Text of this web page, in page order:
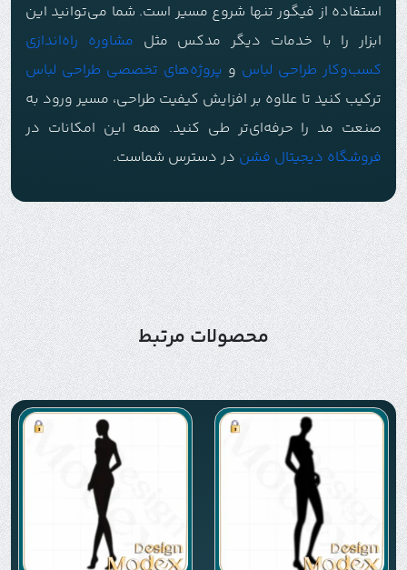
استفاده از فیگور تنها شروع مسیر است. شما می‌توانید این
ابزار را با خدمات دیگر مدکس مثل مشاوره راه‌اندازی
کسب‌وکار طراحی لباس و پروژه‌های تخصصی طراحی لباس
ترکیب کنید تا علاوه بر افزایش کیفیت طراحی، مسیر ورود به
صنعت مد را حرفه‌ای‌تر طی کنید. همه این امکانات در
فروشگاه دیجیتال فشن در دسترس شماست.
محصولات مرتبط